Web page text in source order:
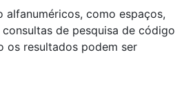
alfanuméricos, como espaços,
de pesquisa de código
os resultados podem ser